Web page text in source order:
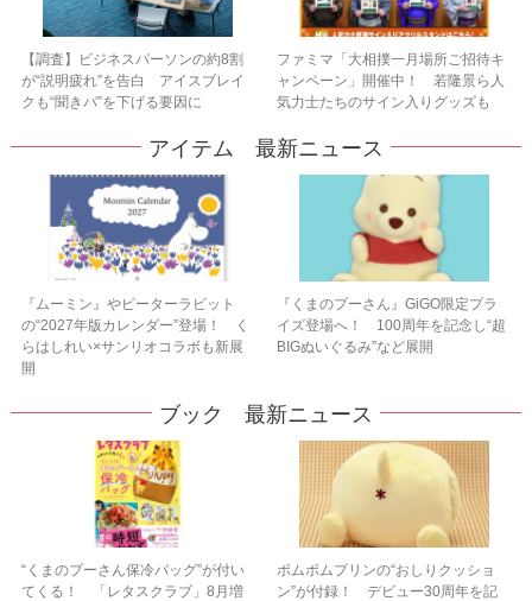
【調査】ビジネスパーソンの約8割
が“説明疲れ”を告白 アイスブレイ
クも“聞きパ”を下げる要因に
ファミマ「大相撲一月場所ご招待キ
ャンペーン」開催中！ 若隆景ら人
気力士たちのサイン入りグッズも
アイテム 最新ニュース
『ムーミン』やピーターラビット
の“2027年版カレンダー”登場！ く
らはしれい×サンリオコラボも新展
開
『くまのプーさん』GiGO限定プラ
イズ登場へ！ 100周年を記念し“超
BIGぬいぐるみ”など展開
ブック 最新ニュース
“くまのプーさん保冷バッグ”が付い
てくる！ 「レタスクラブ」8月増
ポムポムプリンの“おしりクッショ
ン”が付録！ デビュー30周年を記